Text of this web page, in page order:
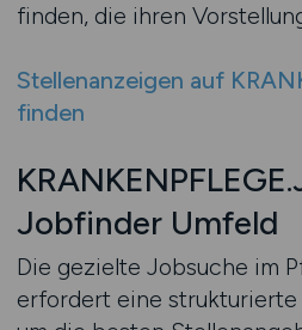
finden, die ihren
Stellenanzeigen auf
finden
Jobfinder Umfeld
Die gezielte Jobsuche im
erfordert eine strukturierte